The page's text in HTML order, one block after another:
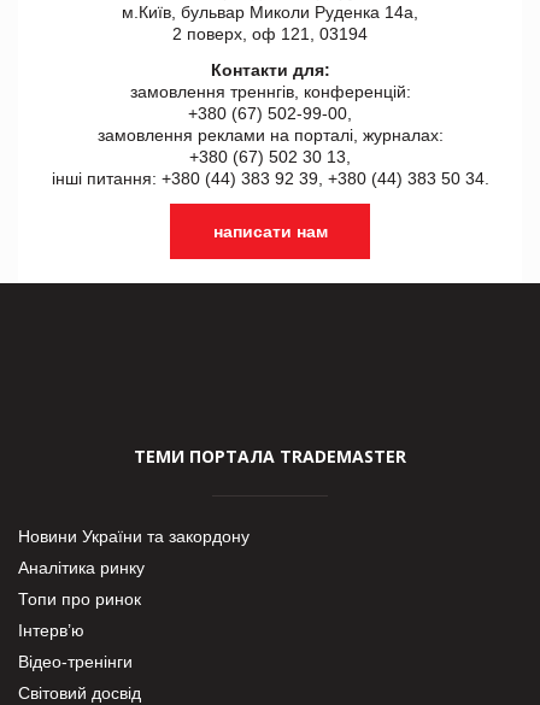
м.Київ, бульвар Миколи Руденка 14а,
2 поверх, оф 121, 03194
Контакти для:
замовлення треннгів, конференцій:
+380 (67) 502-99-00,
замовлення реклами на порталі, журналах:
+380 (67) 502 30 13,
інші питання: +380 (44) 383 92 39, +380 (44) 383 50 34.
написати нам
ТЕМИ ПОРТАЛА TRADEMASTER
Новини України та закордону
Аналітика ринку
Топи про ринок
Інтерв’ю
Відео-тренінги
Світовий досвід